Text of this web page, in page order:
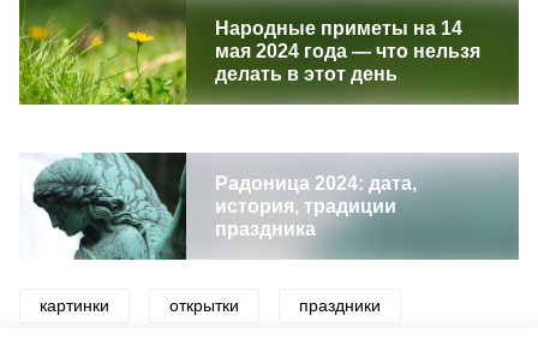
Народные приметы на 14
мая 2024 года — что нельзя
делать в этот день
Радоница 2024: дата,
история, традиции
праздника
картинки открытки праздники